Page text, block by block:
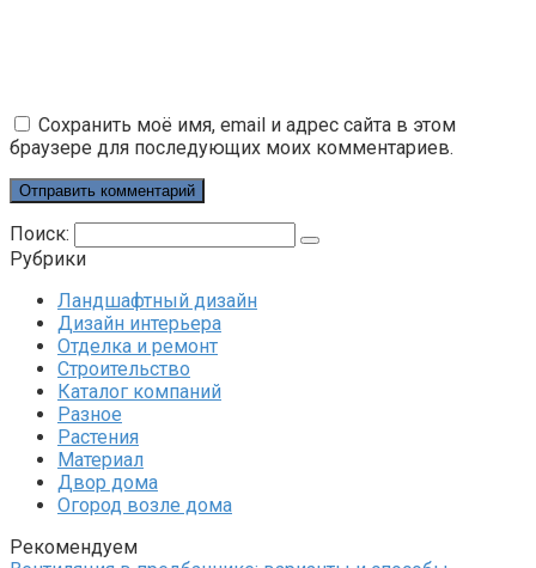
Сохранить моё имя, email и адрес сайта в этом
браузере для последующих моих комментариев.
Поиск:
Рубрики
Ландшафтный дизайн
Дизайн интерьера
Отделка и ремонт
Строительство
Каталог компаний
Разное
Растения
Материал
Двор дома
Огород возле дома
Рекомендуем